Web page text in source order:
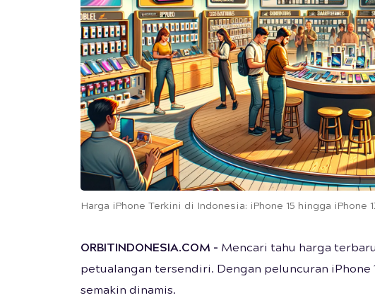
Harga iPhone Terkini di Indonesia: iPhone 15 hingga iPhone
ORBITINDONESIA.COM – Mencari tahu harga
petualangan tersendiri. Dengan peluncuran iPhone
semakin dinamis.